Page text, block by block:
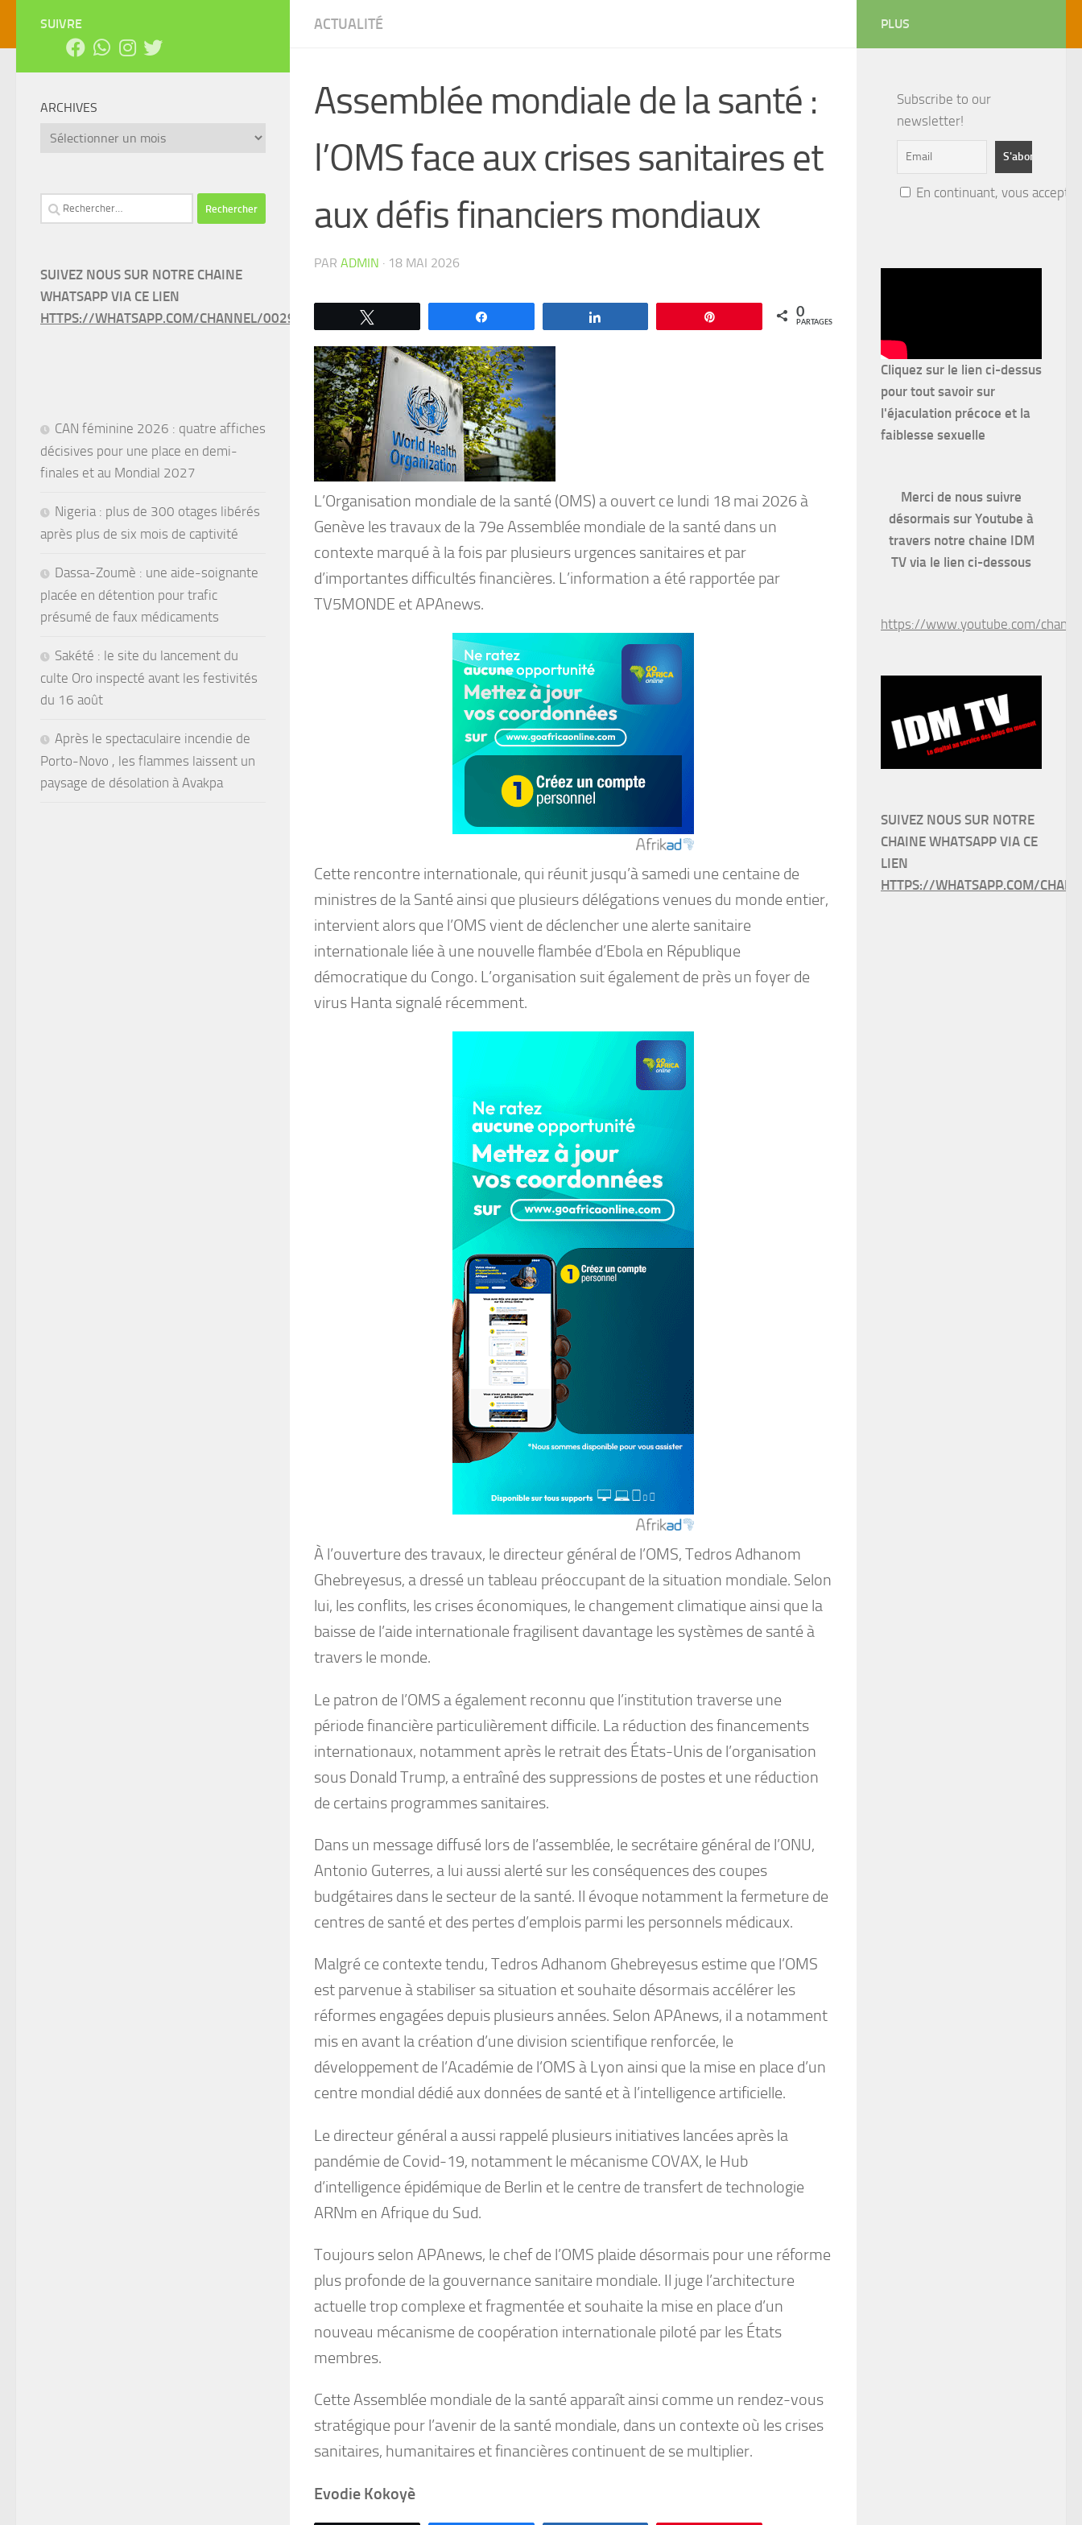
ACTUALITÉ
Assemblée mondiale de la santé :
l’OMS face aux crises sanitaires et
aux défis financiers mondiaux
PAR ADMIN · 18 MAI 2026
0
PARTAGES
L’Organisation mondiale de la santé (OMS) a ouvert ce lundi 18 mai 2026 à
Genève les travaux de la 79e Assemblée mondiale de la santé dans un
contexte marqué à la fois par plusieurs urgences sanitaires et par
d’importantes difficultés financières. L’information a été rapportée par
TV5MONDE et APAnews.
Cette rencontre internationale, qui réunit jusqu’à samedi une centaine de
ministres de la Santé ainsi que plusieurs délégations venues du monde entier,
intervient alors que l’OMS vient de déclencher une alerte sanitaire
internationale liée à une nouvelle flambée d’Ebola en République
démocratique du Congo. L’organisation suit également de près un foyer de
virus Hanta signalé récemment.
À l’ouverture des travaux, le directeur général de l’OMS, Tedros Adhanom
Ghebreyesus, a dressé un tableau préoccupant de la situation mondiale. Selon
lui, les conflits, les crises économiques, le changement climatique ainsi que la
baisse de l’aide internationale fragilisent davantage les systèmes de santé à
travers le monde.
Le patron de l’OMS a également reconnu que l’institution traverse une
période financière particulièrement difficile. La réduction des financements
internationaux, notamment après le retrait des États-Unis de l’organisation
sous Donald Trump, a entraîné des suppressions de postes et une réduction
de certains programmes sanitaires.
Dans un message diffusé lors de l’assemblée, le secrétaire général de l’ONU,
Antonio Guterres, a lui aussi alerté sur les conséquences des coupes
budgétaires dans le secteur de la santé. Il évoque notamment la fermeture de
centres de santé et des pertes d’emplois parmi les personnels médicaux.
Malgré ce contexte tendu, Tedros Adhanom Ghebreyesus estime que l’OMS
est parvenue à stabiliser sa situation et souhaite désormais accélérer les
réformes engagées depuis plusieurs années. Selon APAnews, il a notamment
mis en avant la création d’une division scientifique renforcée, le
développement de l’Académie de l’OMS à Lyon ainsi que la mise en place d’un
centre mondial dédié aux données de santé et à l’intelligence artificielle.
Le directeur général a aussi rappelé plusieurs initiatives lancées après la
pandémie de Covid-19, notamment le mécanisme COVAX, le Hub
d’intelligence épidémique de Berlin et le centre de transfert de technologie
ARNm en Afrique du Sud.
Toujours selon APAnews, le chef de l’OMS plaide désormais pour une réforme
plus profonde de la gouvernance sanitaire mondiale. Il juge l’architecture
actuelle trop complexe et fragmentée et souhaite la mise en place d’un
nouveau mécanisme de coopération internationale piloté par les États
membres.
Cette Assemblée mondiale de la santé apparaît ainsi comme un rendez-vous
stratégique pour l’avenir de la santé mondiale, dans un contexte où les crises
sanitaires, humanitaires et financières continuent de se multiplier.
Evodie Kokoyè
SUIVRE
ARCHIVES
Archives
Rechercher :
SUIVEZ NOUS SUR NOTRE CHAINE
WHATSAPP VIA CE LIEN
HTTPS://WHATSAPP.COM/CHANNEL/0029VAEEL3LCCW4VC7IPMY0L
CAN féminine 2026 : quatre affiches
décisives pour une place en demi-
finales et au Mondial 2027
Nigeria : plus de 300 otages libérés
après plus de six mois de captivité
Dassa-Zoumè : une aide-soignante
placée en détention pour trafic
présumé de faux médicaments
Sakété : le site du lancement du
culte Oro inspecté avant les festivités
du 16 août
Après le spectaculaire incendie de
Porto-Novo , les flammes laissent un
paysage de désolation à Avakpa
PLUS
Subscribe to our
newsletter!
En continuant, vous
Cliquez sur le lien ci-dessus
pour tout savoir sur
l'éjaculation précoce et la
faiblesse sexuelle
Merci de nous suivre
désormais sur Youtube à
travers notre chaine IDM
TV via le lien ci-dessous
https://www.youtube.com/
SUIVEZ NOUS SUR NOTRE
CHAINE WHATSAPP VIA CE
LIEN
HTTPS://WHATSAPP.COM/